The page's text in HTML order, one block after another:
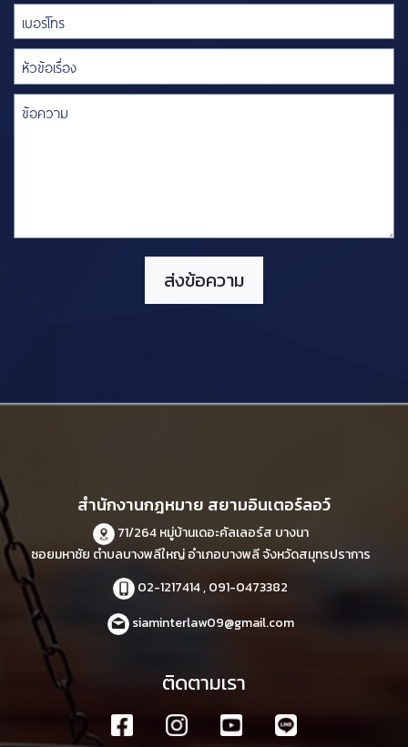
สำนักงานกฎหมาย สยามอินเตอร์ลอว์
71/264 หมู่บ้านเดอะคัลเลอร์ส บางนา
ซอยมหาชัย ตำบลบางพลีใหญ่ อำเภอบางพลี จังหวัดสมุทรปราการ
02-1217414 , 091-0473382
siaminterlaw09@gmail.com
ติดตามเรา